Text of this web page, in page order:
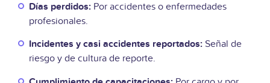
Días perdidos: Por accidentes o enfermedades
profesionales.
Incidentes y casi accidentes reportados: Señal de
riesgo y de cultura de reporte.